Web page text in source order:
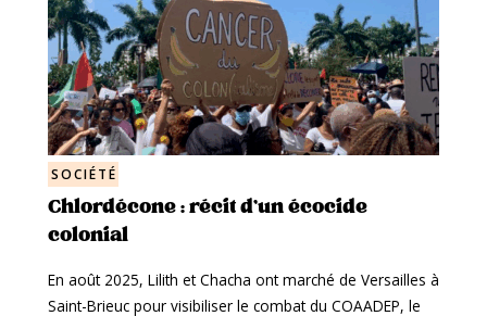
SOCIÉTÉ
Chlordécone : récit d’un écocide
colonial
En août 2025, Lilith et Chacha ont marché de Versailles à
Saint-Brieuc pour visibiliser le combat du COAADEP, le